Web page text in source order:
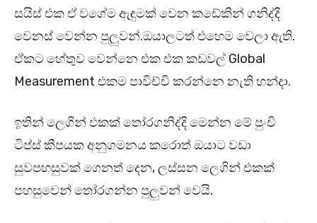
සයිස් එක ඒ වගේම ඇඳුමක් වෙන කඩේකින් ගනිද්දි
වෙනස් වෙන්න පුලුවන්.ඔයාලටත් එහෙම වෙලා ඇති.
ඒකට හේතුව වෙන්නෙ එක එක කඩවල් Global
Measurement එකම පාවිච්චි කරන්නෙ නැති හන්දා.
ඉතින් ලෙගින් එකක් තෝරගනිද්දි මෙන්න මේ පුංචි
ටිප්ස් කීපයක අනුගමනය කරොත් ඔයාට වඩා
සුවපහසුවක් ගෙනත් දෙන, ලස්සන ලෙගින් එකක්
පහසුවෙන් තෝරගන්න පුලුවන් වෙයි.